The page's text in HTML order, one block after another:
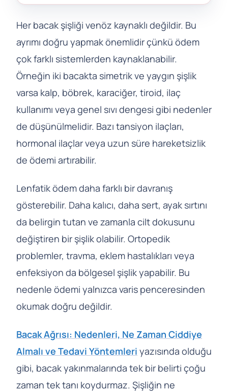
Her bacak şişliği venöz kaynaklı değildir. Bu
ayrımı doğru yapmak önemlidir çünkü ödem
çok farklı sistemlerden kaynaklanabilir.
Örneğin iki bacakta simetrik ve yaygın şişlik
varsa kalp, böbrek, karaciğer, tiroid, ilaç
kullanımı veya genel sıvı dengesi gibi nedenler
de düşünülmelidir. Bazı tansiyon ilaçları,
hormonal ilaçlar veya uzun süre hareketsizlik
de ödemi artırabilir.
Lenfatik ödem daha farklı bir davranış
gösterebilir. Daha kalıcı, daha sert, ayak sırtını
da belirgin tutan ve zamanla cilt dokusunu
değiştiren bir şişlik olabilir. Ortopedik
problemler, travma, eklem hastalıkları veya
enfeksiyon da bölgesel şişlik yapabilir. Bu
nedenle ödemi yalnızca varis penceresinden
okumak doğru değildir.
Bacak Ağrısı: Nedenleri, Ne Zaman Ciddiye
Almalı ve Tedavi Yöntemleri yazısında olduğu
gibi, bacak yakınmalarında tek bir belirti çoğu
zaman tek tanı koydurmaz. Şişliğin ne